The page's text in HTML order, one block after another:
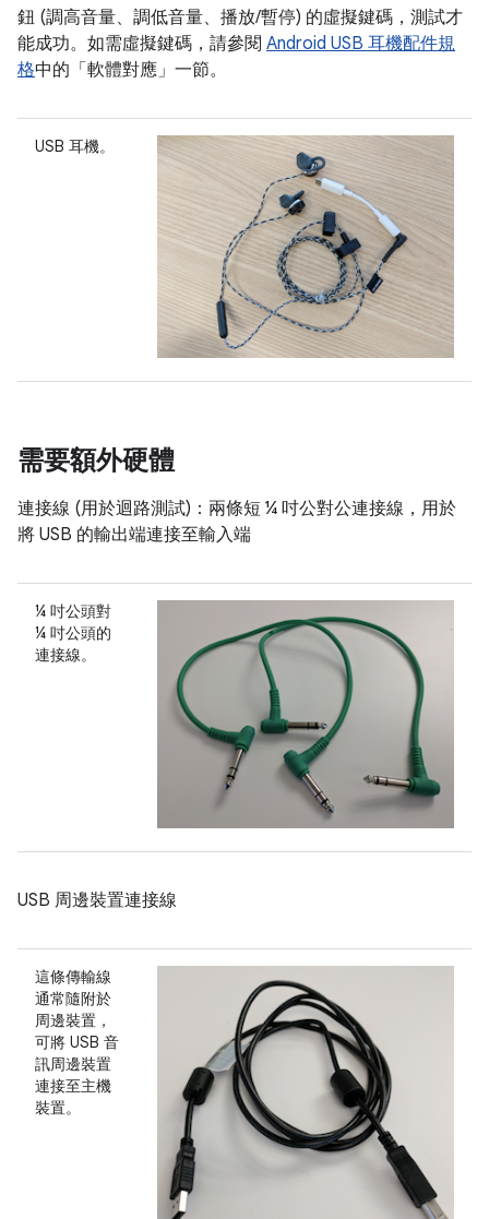
鈕 (調高音量、調低音量、播放/暫停) 的虛擬鍵碼，測試才
能成功。如需虛擬鍵碼，請參閱 Android USB 耳機配件規
格中的「軟體對應」一節。
USB 耳機。
需要額外硬體
連接線 (用於迴路測試)：兩條短 ¼ 吋公對公連接線，用於
將 USB 的輸出端連接至輸入端
¼ 吋公頭對
¼ 吋公頭的
連接線。
USB 周邊裝置連接線
這條傳輸線
通常隨附於
周邊裝置，
可將 USB 音
訊周邊裝置
連接至主機
裝置。